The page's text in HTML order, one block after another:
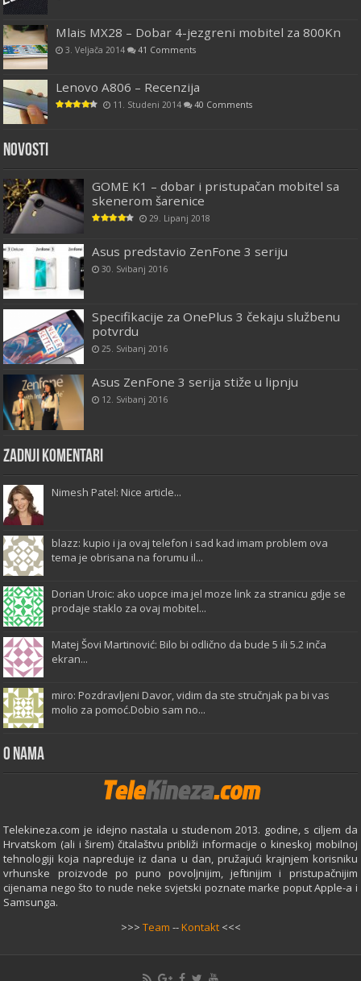
Mlais MX28 – Dobar 4-jezgreni mobitel za 800Kn
3. Veljača 2014 41 Comments
Lenovo A806 – Recenzija
11. Studeni 2014 40 Comments
Novosti
GOME K1 – dobar i pristupačan mobitel sa
skenerom šarenice
29. Lipanj 2018
Asus predstavio ZenFone 3 seriju
30. Svibanj 2016
Specifikacije za OnePlus 3 čekaju službenu
potvrdu
25. Svibanj 2016
Asus ZenFone 3 serija stiže u lipnju
12. Svibanj 2016
Zadnji komentari
Nimesh Patel: Nice article...
blazz: kupio i ja ovaj telefon i sad kad imam problem ova
tema je obrisana na forumu il...
Dorian Uroic: ako uopce ima jel moze link za stranicu gdje se
prodaje staklo za ovaj mobitel...
Matej Šovi Martinović: Bilo bi odlično da bude 5 ili 5.2 inča
ekran...
miro: Pozdravljeni Davor, vidim da ste stručnjak pa bi vas
molio za pomoć.Dobio sam no...
O Nama
Telekineza.com je idejno nastala u studenom 2013. godine, s ciljem da
Hrvatskom (ali i širem) čitalaštvu približi informacije o kineskoj mobilnoj
tehnologiji koja napreduje iz dana u dan, pružajući krajnjem korisniku
vrhunske proizvode po puno povoljnijim, jeftinijim i pristupačnijim
cijenama nego što to nude neke svjetski poznate marke poput Apple-a i
Samsunga.
>>> Team --Kontakt<<<